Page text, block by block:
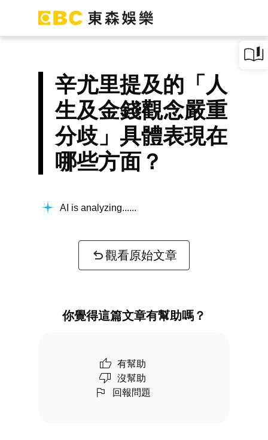
辛尤里提及的「人
生及金錢觀念嚴重
分歧」具體表現在
哪些方面？
AI is analyzing...
觀看原始文章
你覺得這篇文章有幫助嗎？
有幫助
沒幫助
回報問題